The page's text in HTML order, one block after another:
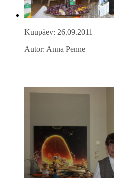
Kuupäev: 26.09.2011
Autor: Anna Penne